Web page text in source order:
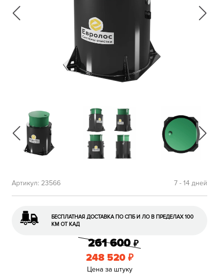
7 - 14 дней
Артикул: 23566
БЕСПЛАТНАЯ ДОСТАВКА ПО СПБ И ЛО В ПРЕДЕЛАХ 100
КМ ОТ КАД
261 600₽
248 520 ₽
Цена за штуку